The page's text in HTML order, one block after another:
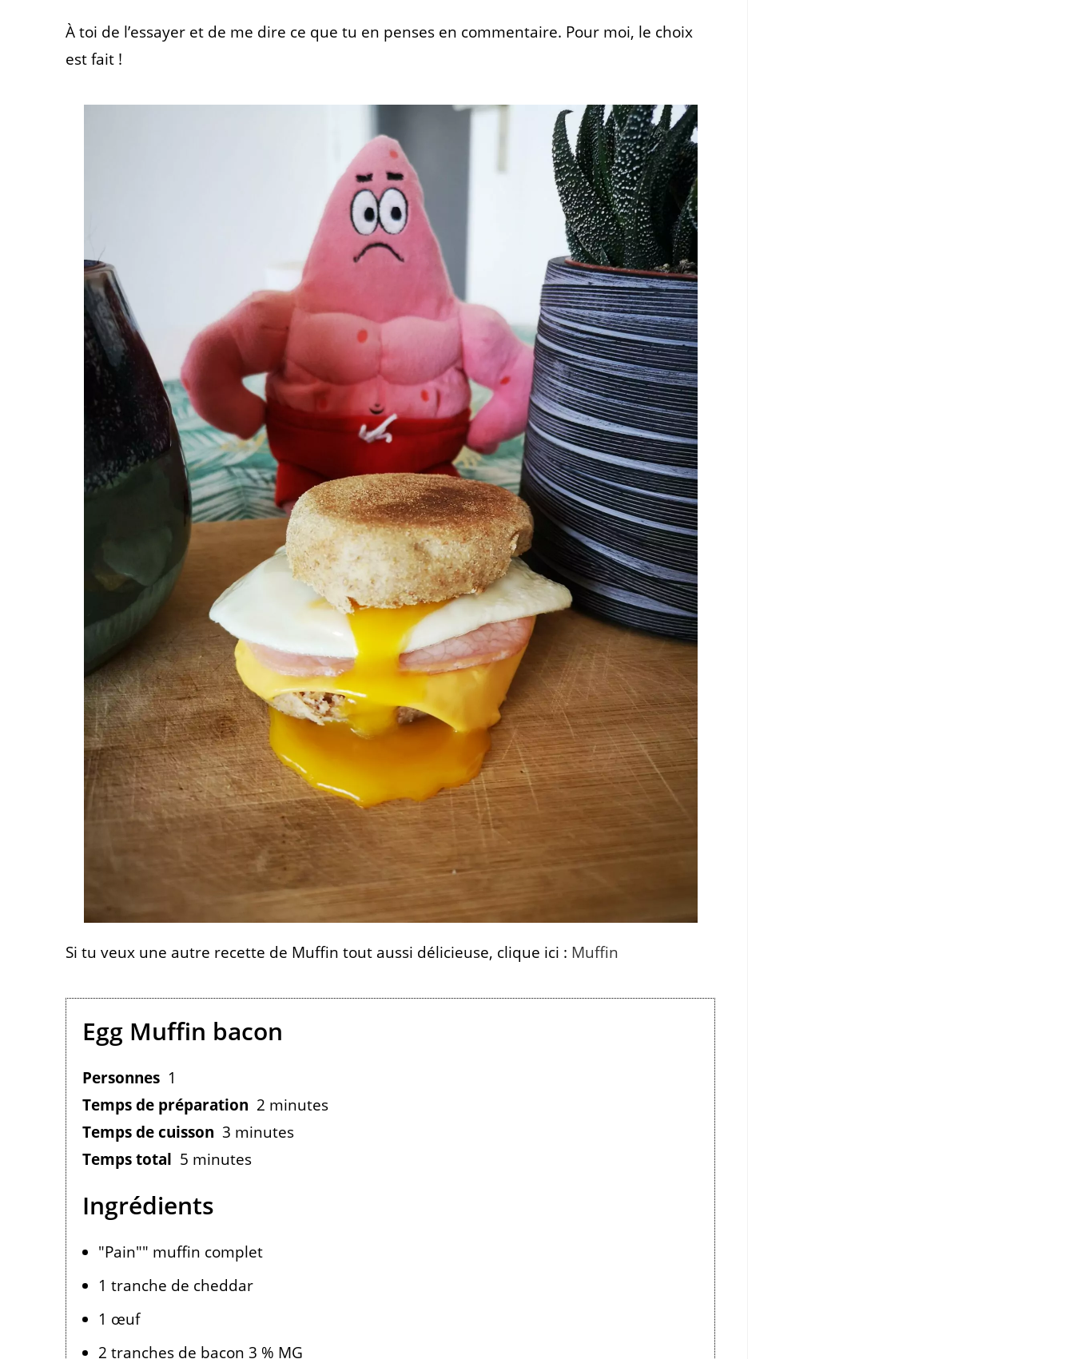
À toi de l’essayer et de me dire ce que tu en penses en commentaire. Pour moi, le choix
est fait !
Si tu veux une autre recette de Muffin tout aussi délicieuse, clique ici : Muffin
Egg Muffin bacon
Personnes 1
Temps de préparation 2 minutes
Temps de cuisson 3 minutes
Temps total 5 minutes
Ingrédients
"Pain"" muffin complet
1 tranche de cheddar
1 œuf
2 tranches de bacon 3 % MG